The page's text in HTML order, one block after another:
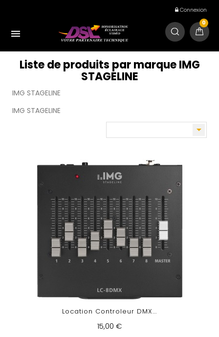
Connexion

0
Liste de produits par marque IMG
STAGELINE
IMG STAGELINE
IMG STAGELINE

Location Controleur DMX...
15,00 €